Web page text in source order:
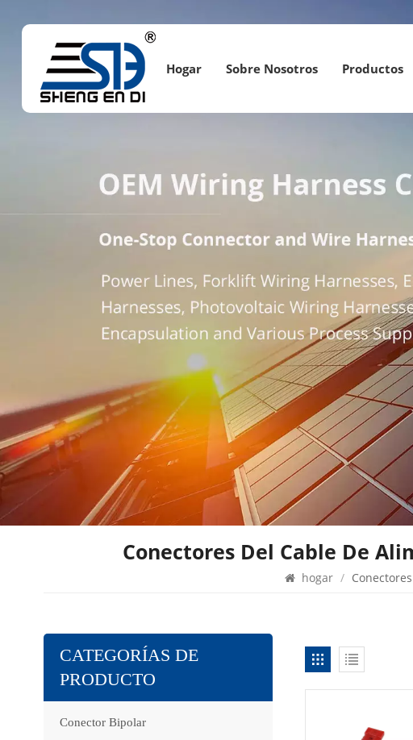
Hogar Sobre Nosotros Productos
Conectores Del Cable De
hogar /
CATEGORÍAS DE
PRODUCTO
Conector Bipolar